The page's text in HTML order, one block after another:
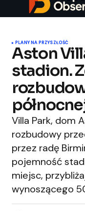
PLANY NA PRZYSZŁOŚĆ
Aston
stadion.
Villa Park, dom
rozbudowy
przez radę
pojemność
miejsc,
wynoszącego